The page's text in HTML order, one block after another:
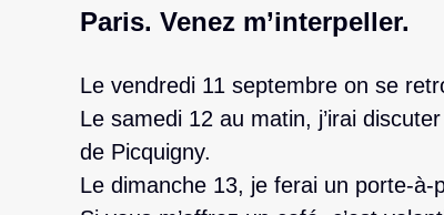
Paris. Venez m’interpeller.
Le vendredi 11 septembre on se
Le samedi 12 au matin, j’irai
de Picquigny.
Le dimanche 13, je ferai un porte-à-